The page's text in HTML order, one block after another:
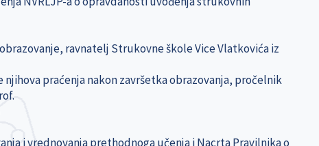
ravnatelj Strukovne škole Vice Vlatkovića iz
praćenja nakon završetka obrazovanja, pročelnik
i vrednovanja prethodnoga učenja i Nacrta Pravilnika o